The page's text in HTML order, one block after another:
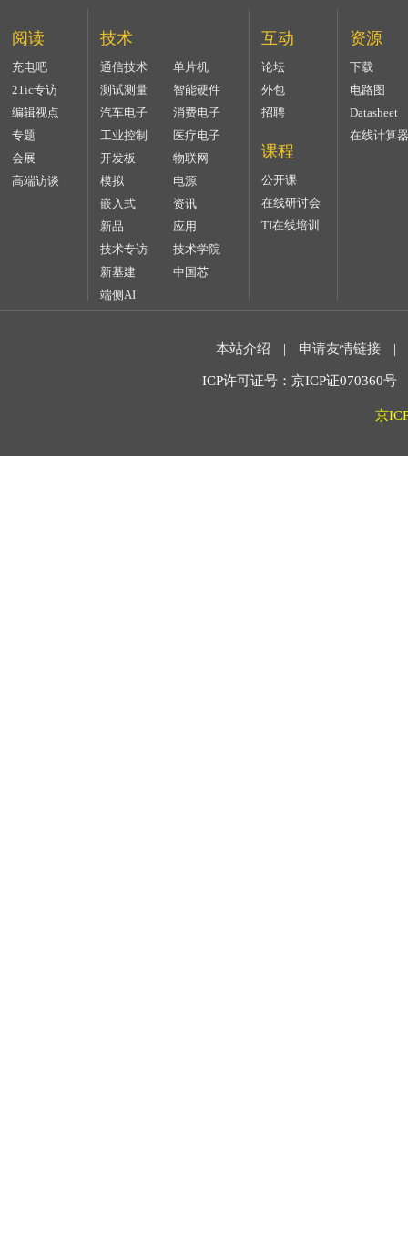
阅读
充电吧
21ic专访
编辑视点
专题
会展
高端访谈
技术
通信技术
单片机
测试测量
智能硬件
汽车电子
消费电子
工业控制
医疗电子
开发板
物联网
模拟
电源
嵌入式
资讯
新品
应用
技术专访
技术学院
新基建
中国芯
端侧AI
互动
论坛
外包
招聘
课程
公开课
在线研讨会
TI在线培训
资源
下载
电路图
Datasheet
在线计算器
本站介绍 | 申请友情链接 |
ICP许可证号：京ICP证070360
京